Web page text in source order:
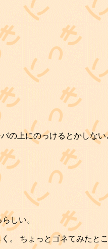
の上にのっけるとかしな
しい。
。 ちょっとゴネてみたと